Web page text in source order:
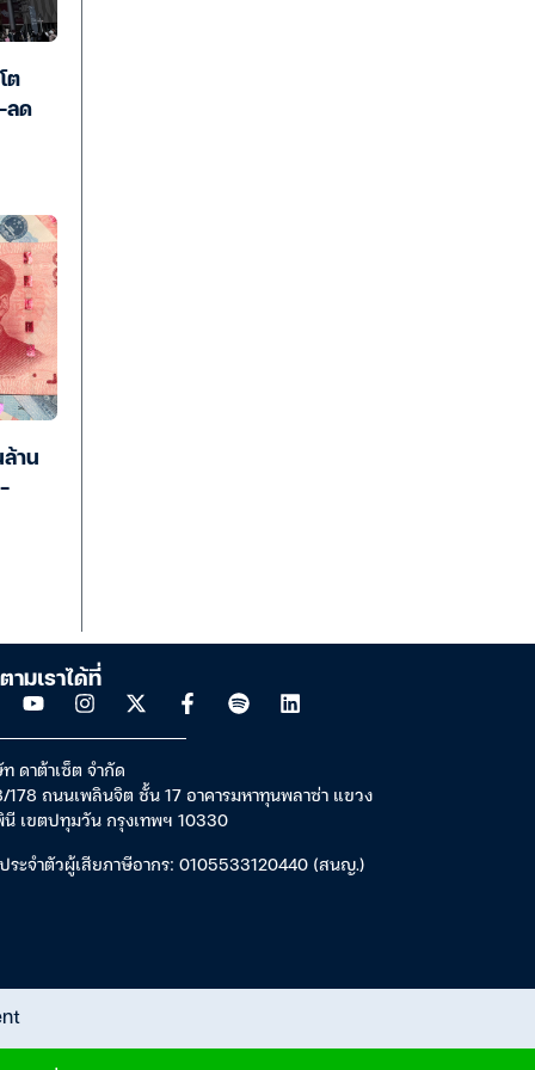
ต
ลด
าน
ามเราได้ที่
ดาต้าเซ็ต จำกัด
178 ถนนเพลินจิต ชั้น 17 อาคารมหาทุนพลาซ่า แขวง
เขตปทุมวัน กรุงเทพฯ 10330
ระจำตัวผู้เสียภาษีอากร: 0105533120440 (สนญ.)